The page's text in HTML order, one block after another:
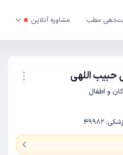
مطب مشاوره آنلاین
حبیب اللهی
و اطفال
:
49982